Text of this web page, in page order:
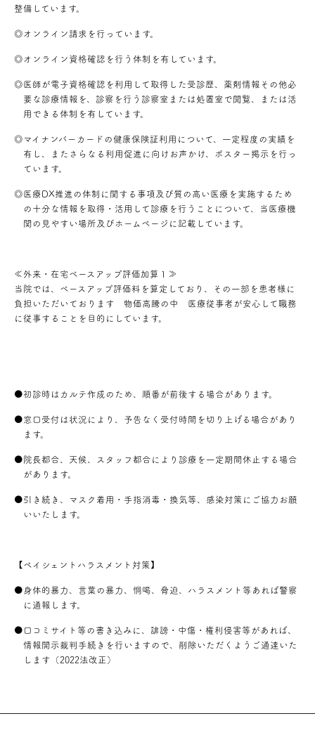
整備しています。
◎オンライン請求を行っています。
◎オンライン資格確認を行う体制を有しています。
◎医師が電子資格確認を利用して取得した受診歴、薬剤情報その他必
要な診療情報を、診察を行う診察室または処置室で閲覧、または活
用できる体制を有しています。
◎マイナンバーカードの健康保険証利用について、一定程度の実績を
有し、またさらなる利用促進に向けお声かけ、ポスター掲示を行っ
ています。
◎医療DX推進の体制に関する事項及び質の高い医療を実施するため
の十分な情報を取得・活用して診療を行うことについて、当医療機
関の見やすい場所及びホームページに記載しています。
≪外来・在宅ベースアップ評価加算１≫
当院では、ベースアップ評価料を算定しており、その一部を患者様に
負担いただいております 物価高騰の中 医療従事者が安心して職務
に従事することを目的にしています。
●初診時はカルテ作成のため、順番が前後する場合があります。
●窓口受付は状況により、予告なく受付時間を切り上げる場合があり
ます。
●院長都合、天候、スタッフ都合により診療を一定期間休止する場合
があります。
●引き続き、マスク着用・手指消毒・換気等、感染対策にご協力お願
いいたします。
【ペイシェントハラスメント対策】
●身体的暴力、言葉の暴力、恫喝、脅迫、ハラスメント等あれば警察
に通報します。
●口コミサイト等の書き込みに、誹謗・中傷・権利侵害等があれば、
情報開示裁判手続きを行いますので、削除いただくようご通達いた
します（2022法改正）